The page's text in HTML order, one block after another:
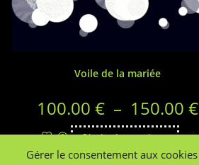
Gérer le consentement aux cookies
Voile de la mariée
100.00 € – 150.00 €
Choix des options